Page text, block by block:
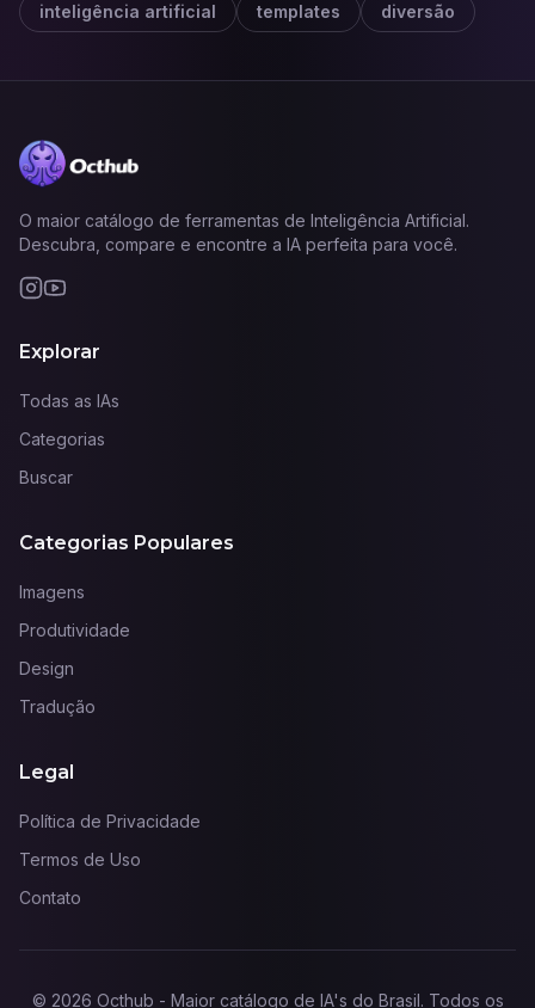
inteligência artificial
templates diversão
O maior catálogo de ferramentas de Inteligência Artificial.
Descubra, compare e encontre a IA perfeita para você.
Explorar
Todas as IAs
Categorias
Buscar
Categorias Populares
Imagens
Produtividade
Design
Tradução
Legal
Política de Privacidade
Termos de Uso
Contato
© 2026 Octhub - Maior catálogo de IA's do Brasil. Todos os